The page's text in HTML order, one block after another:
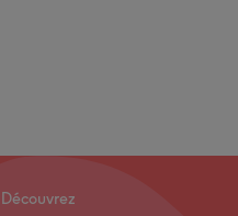
Découvrez